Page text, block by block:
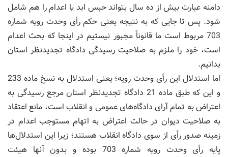
دامنه عبارت بیش از ده سال بتواند حبس ابد یا اعدام را هم شامل
شود. پس تا جایی که به نتیجه یعنی حکم رأی وحدت رویه شماره
703 مربوط است ما قانوناً مجبور نیستیم در اینجا که بحث اعدام
است، خود را ملزم به صلاحیت رسیدگی دادگاه تجدیدنظر استان
بدانیم.
اما استدلال این رأی وحدت رویه؛ یعنی استدلال به نسخ ماده 233
و این که طبق ماده 21 دادگاه تجدیدنظر استان مرجع رسیدگی به
اعتراض به تمام آرای دادگاه‌های عمومی و انقلاب است، مانع اعتقاد
به صلاحیت دیوان در حالت اعتراض به اتهام مستوجب اعدام در
زمینه صدور رأی از سوی دادگاه انقلاب هستند؛ زیرا این استدلال‌ها
پایه رأی وحدت رویه شماره 703 بوده و بدون آنها هیئت